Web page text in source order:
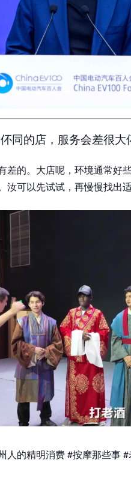
同的店，服务会差很大
差的。大店呢，环境通常好
汝可以先试试，再慢慢找出适
人的精明消费 #按摩那些事